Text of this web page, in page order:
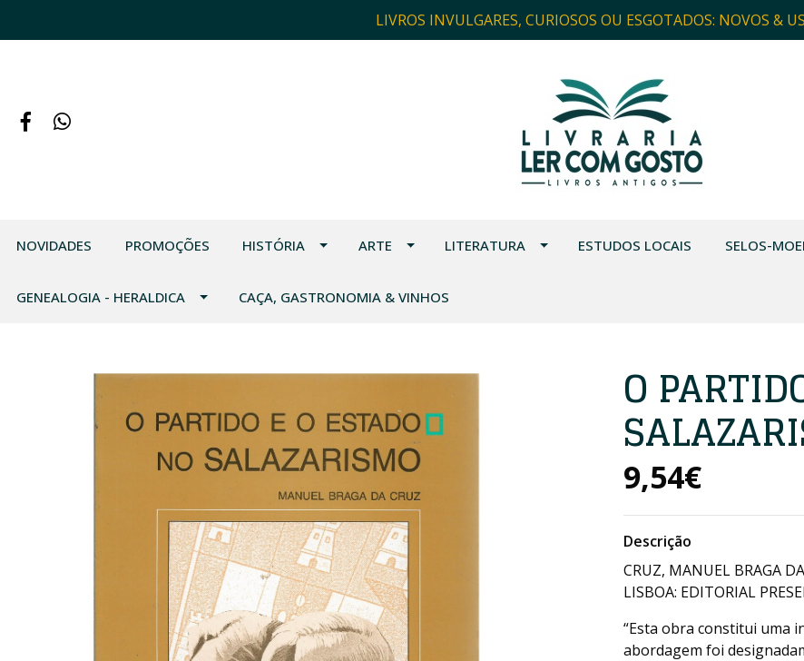
LIVROS INVULGARES, CURIOSOS OU ESGOTADOS: NOVOS &
NOVIDADES PROMOÇÕES HISTÓRIA ARTE LITERATURA ESTUDOS LOCAIS SELOS-
GENEALOGIA - HERALDICA CAÇA, GASTRONOMIA & VINHOS
O
9,54€
Descrição
CRUZ, MANUEL BRAGA
LISBOA: EDITORIAL
“Esta obra constitui uma
abordagem foi